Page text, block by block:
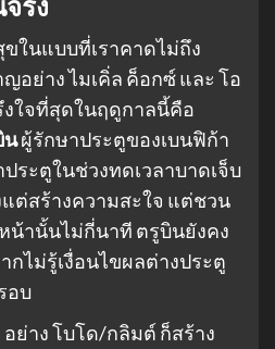
ริง
ในแบบที่เราคาดไม่ถึง
อย่าง ไมเคิ่ล ค็อกซ์ และ โอ
งใจที่สุดในฤดูกาลนี้คือ
นผู้รักษาประตูของเบนฟิก้า
ระตูในช่วงทดเวลาบาดเจ็บ
ต่สร้างความสะใจ แต่ชวน
น้านั้นไม่กี่นาที ตรูบินยังคง
กไม่รู้เงื่อนไขผลต่างประตู
อบ
ย่าง โบโด/กลิมต์ ก็สร้าง